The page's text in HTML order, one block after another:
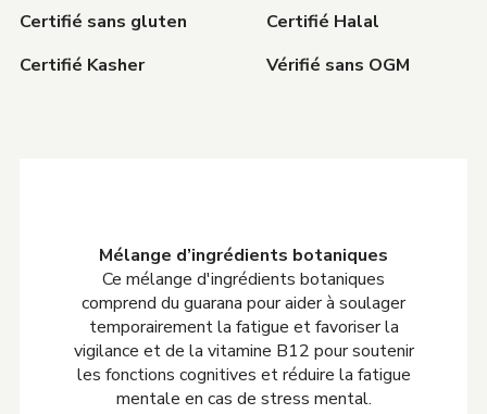
Certifié sans gluten
Certifié Halal
Certifié Kasher
Vérifié sans OGM
Mélange d’ingrédients botaniques
Ce mélange d'ingrédients botaniques
comprend du guarana pour aider à soulager
temporairement la fatigue et favoriser la
vigilance et de la vitamine B12 pour soutenir
les fonctions cognitives et réduire la fatigue
mentale en cas de stress mental.